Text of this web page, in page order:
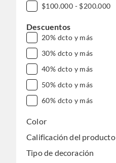
$100.000 - $200.000
Descuentos
20% dcto y más
30% dcto y más
40% dcto y más
50% dcto y más
60% dcto y más
Color
Calificación del producto
Tipo de decoración